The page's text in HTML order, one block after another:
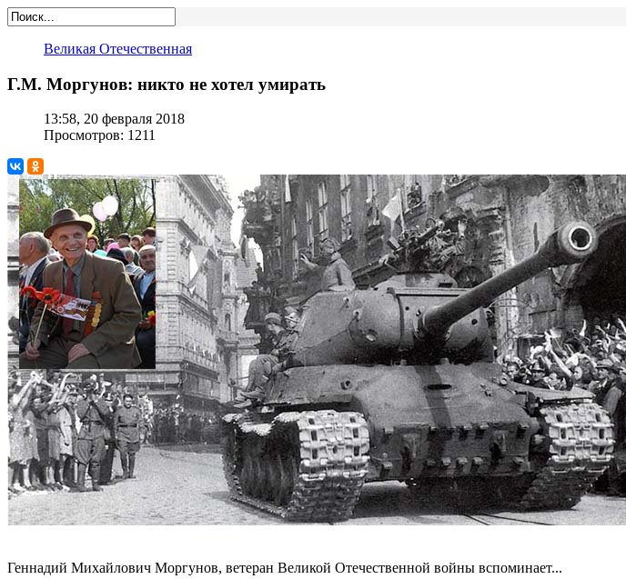
Великая Отечественная
Г.М. Моргунов: никто не хотел умирать
13:58, 20 февраля 2018
Просмотров: 1211
Геннадий Михайлович Моргунов, ветеран Великой Отечественной войны вспоминает...